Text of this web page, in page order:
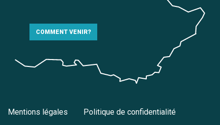
COMMENT VENIR?
Mentions légales Politique de confidentialité